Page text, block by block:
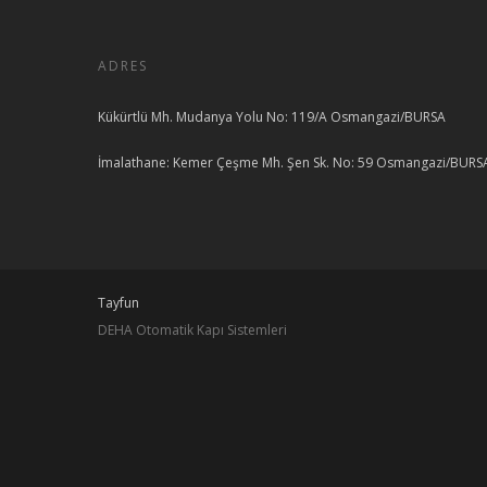
ADRES
Kükürtlü Mh. Mudanya Yolu No: 119/A Osmangazi/BURSA
İmalathane: Kemer Çeşme Mh. Şen Sk. No: 59 Osmangazi/
Tayfun
DEHA Otomatik Kapı Sistemleri